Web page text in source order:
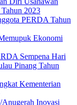
2023
PERDA Tahun
Ekonomi
Sempena Hari
Pinang Tahun
Kementerian
Inovasi